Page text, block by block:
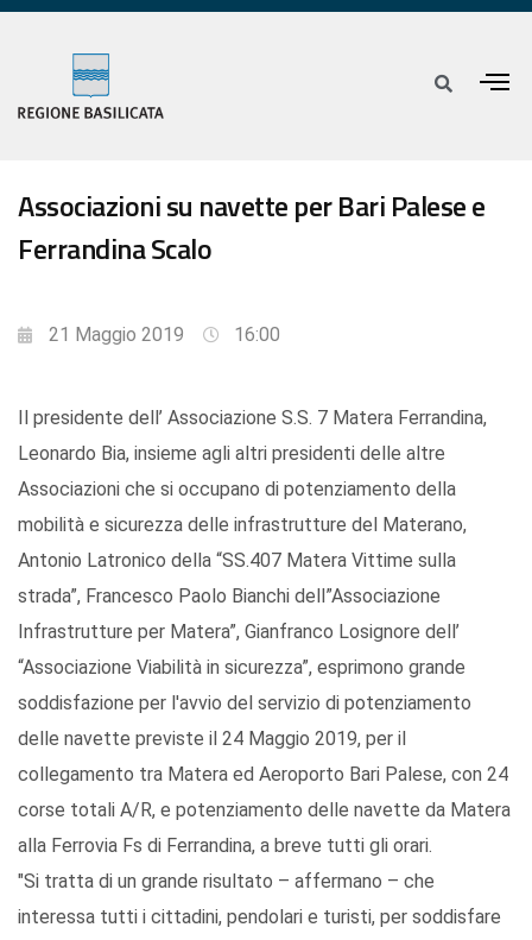
Associazioni su navette per Bari Palese e
Ferrandina Scalo
21 Maggio 2019 16:00
Il presidente dell’ Associazione S.S. 7 Matera Ferrandina,
Leonardo Bia, insieme agli altri presidenti delle altre
Associazioni che si occupano di potenziamento della
mobilità e sicurezza delle infrastrutture del Materano,
Antonio Latronico della “SS.407 Matera Vittime sulla
strada”, Francesco Paolo Bianchi dell”Associazione
Infrastrutture per Matera”, Gianfranco Losignore dell’
“Associazione Viabilità in sicurezza”, esprimono grande
soddisfazione per l'avvio del servizio di potenziamento
delle navette previste il 24 Maggio 2019, per il
collegamento tra Matera ed Aeroporto Bari Palese, con 24
corse totali A/R, e potenziamento delle navette da Matera
alla Ferrovia Fs di Ferrandina, a breve tutti gli orari.
"Si tratta di un grande risultato – affermano – che
interessa tutti i cittadini, pendolari e turisti, per soddisfare